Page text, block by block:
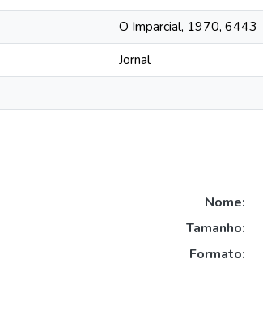
O Imparcial, 1970, 6443
Jornal
Nome:
Tamanho:
Formato: